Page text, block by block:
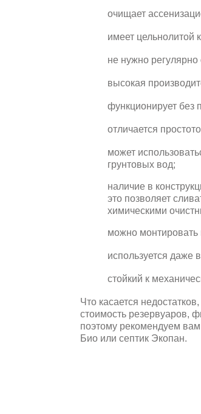
очищает
имеет цельнолитой
не нужно регулярно
высокая
функционирует без
отличается
может
грунтовых вод;
наличие в
это позволяет
химическими
можно монтировать
используется даже
стойкий к
Что касается
стоимость резервуаров,
поэтому рекомендуем
Био или септик Экопан.